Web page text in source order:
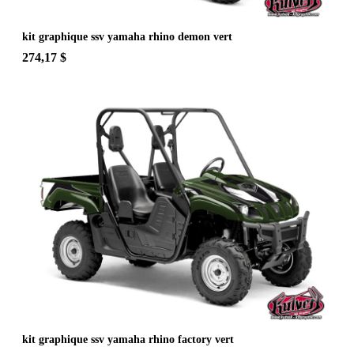
kit graphique ssv yamaha rhino demon vert
274,17 $
kit graphique ssv yamaha rhino factory vert